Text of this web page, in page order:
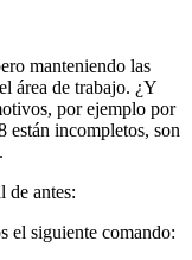
manteniendo las
área de trabajo. ¿Y
por ejemplo por
están incompletos, son
de antes:
el siguiente comando: